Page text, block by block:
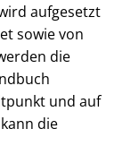
aufgesetzt
sowie von
die
und auf
die